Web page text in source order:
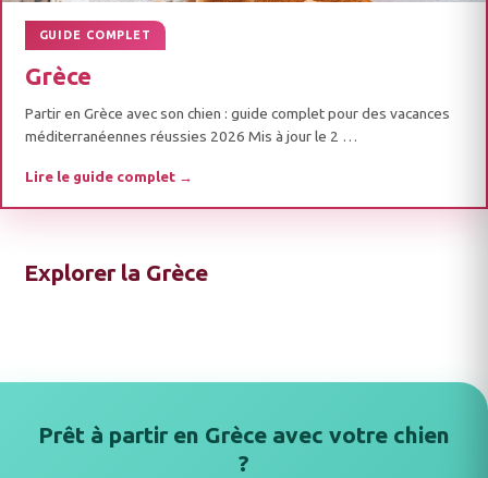
GUIDE COMPLET
Grèce
Partir en Grèce avec son chien : guide complet pour des vacances
méditerranéennes réussies 2026 Mis à jour le 2 …
Lire le guide complet →
Explorer la Grèce
Prêt à partir en Grèce avec votre chien
?